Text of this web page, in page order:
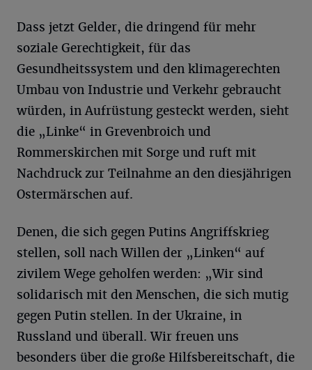
Dass jetzt Gelder, die dringend für mehr
soziale Gerechtigkeit, für das
Gesundheitssystem und den klimagerechten
Umbau von Industrie und Verkehr gebraucht
würden, in Aufrüstung gesteckt werden, sieht
die „Linke“ in Grevenbroich und
Rommerskirchen mit Sorge und ruft mit
Nachdruck zur Teilnahme an den diesjährigen
Ostermärschen auf.
Denen, die sich gegen Putins Angriffskrieg
stellen, soll nach Willen der „Linken“ auf
zivilem Wege geholfen werden: „Wir sind
solidarisch mit den Menschen, die sich mutig
gegen Putin stellen. In der Ukraine, in
Russland und überall. Wir freuen uns
besonders über die große Hilfsbereitschaft, die